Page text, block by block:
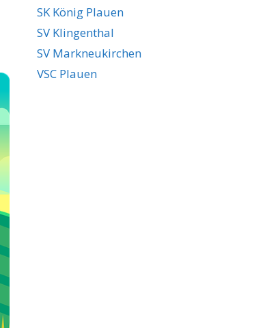
SK König Plauen
SV Klingenthal
SV Markneukirchen
VSC Plauen